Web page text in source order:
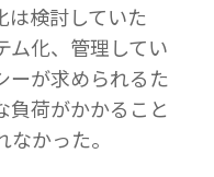
は検討していた
ム化、管理してい
ーが求められるた
負荷がかかること
かった。